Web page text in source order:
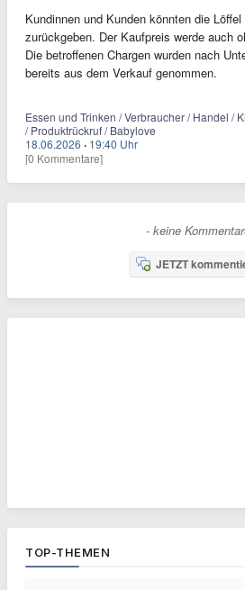
Kundinnen und Kunden könnten die
zurückgeben. Der Kaufpreis werde auch
Die betroffenen Chargen wurden nach
bereits aus dem Verkauf genommen.
Essen und Trinken / Verbraucher / Handel /
/ Produktrückruf / Babylove
18.06.2026 · 19:40 Uhr
[0 Kommentare]
- keine
JETZT
TOP-THEMEN